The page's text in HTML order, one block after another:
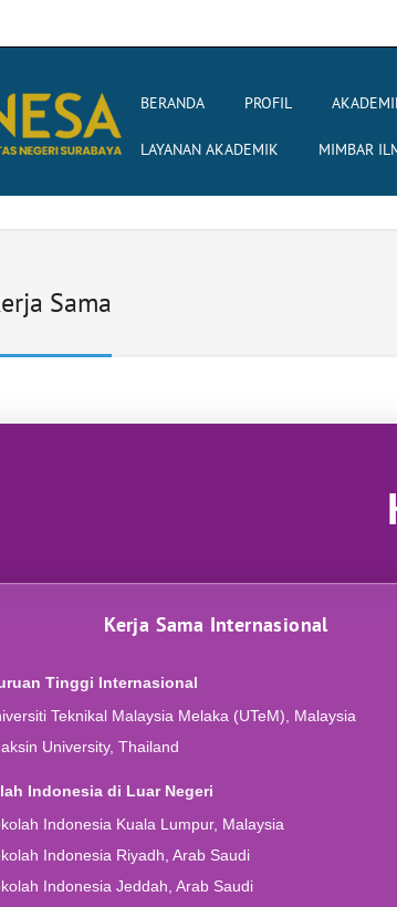
BERANDA PROFIL
LAYANAN AKADEMIK MIMBAR
Sama
Kerja Sama Internasional
Tinggi Internasional
Teknikal Malaysia Melaka (UTeM), Malaysia
University, Thailand
Indonesia di Luar Negeri
Indonesia Kuala Lumpur, Malaysia
Indonesia Riyadh, Arab Saudi
Indonesia Jeddah, Arab Saudi